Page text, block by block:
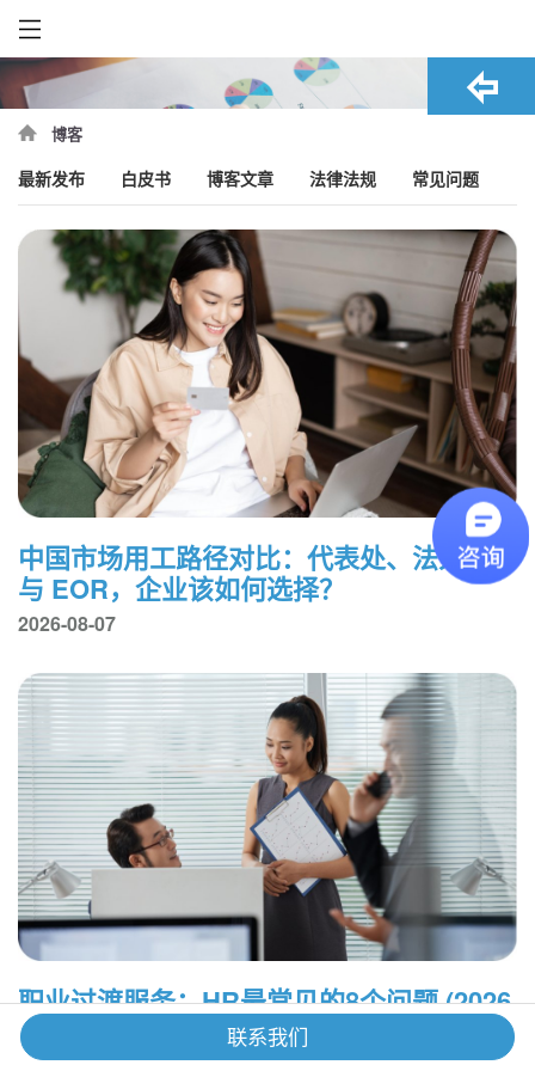
博客
最新发布 白皮书 博客文章 法律法规 常见问题
中国市场用工路径对比：代表处、法人实体
与 EOR，企业该如何选择？
2026-08-07
职业过渡服务：HR最常见的8个问题 (2026
年版)
联系我们